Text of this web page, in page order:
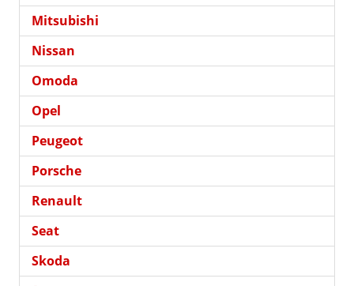
Mitsubishi
Nissan
Omoda
Opel
Peugeot
Porsche
Renault
Seat
Skoda